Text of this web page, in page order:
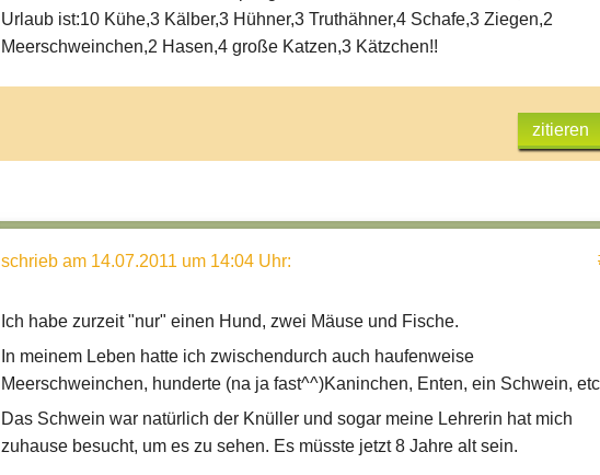
Urlaub ist:10 Kühe,3 Kälber,3 Hühner,3 Truthähner,4 Schafe,3 Ziegen,2
Meerschweinchen,2 Hasen,4 große Katzen,3 Kätzchen!!
zitieren
schrieb am 14.07.2011 um 14:04 Uhr:
Ich habe zurzeit "nur" einen Hund, zwei Mäuse und Fische.
In meinem Leben hatte ich zwischendurch auch haufenweise
Meerschweinchen, hunderte (na ja fast^^)Kaninchen, Enten, ein Schwein,
Das Schwein war natürlich der Knüller und sogar meine Lehrerin hat mich
zuhause besucht, um es zu sehen. Es müsste jetzt 8 Jahre alt sein.